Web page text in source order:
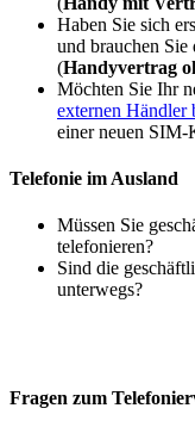
Haben Sie sich
und brauchen
(Handyvertrag
Möchten Sie Ihr
externen Händler
einer neuen SIM-
Telefonie im Ausland
Müssen Sie
telefonieren?
Sind die
unterwegs?
Fragen zum